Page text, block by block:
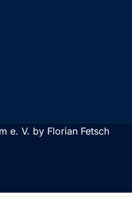
e. V. by Florian Fetsch